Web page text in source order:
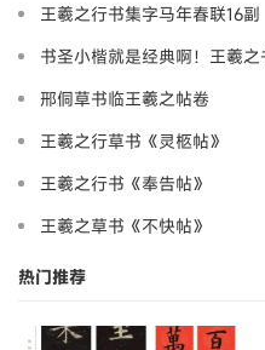
王羲之行书集字马年春联16副
书圣小楷就是经典啊！王羲
邢侗草书临王羲之帖卷
王羲之行草书《灵柩帖》
王羲之行书《奉告帖》
王羲之草书《不快帖》
热门推荐